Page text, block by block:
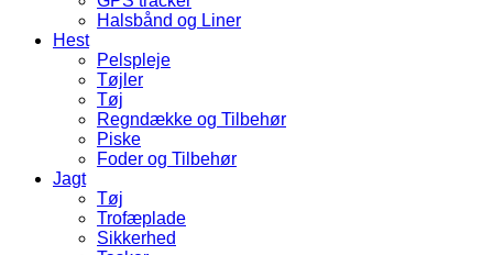
Halsbånd og Liner
Hest
Pelspleje
Tøjler
Tøj
Regndække og Tilbehør
Piske
Foder og Tilbehør
Jagt
Tøj
Trofæplade
Sikkerhed